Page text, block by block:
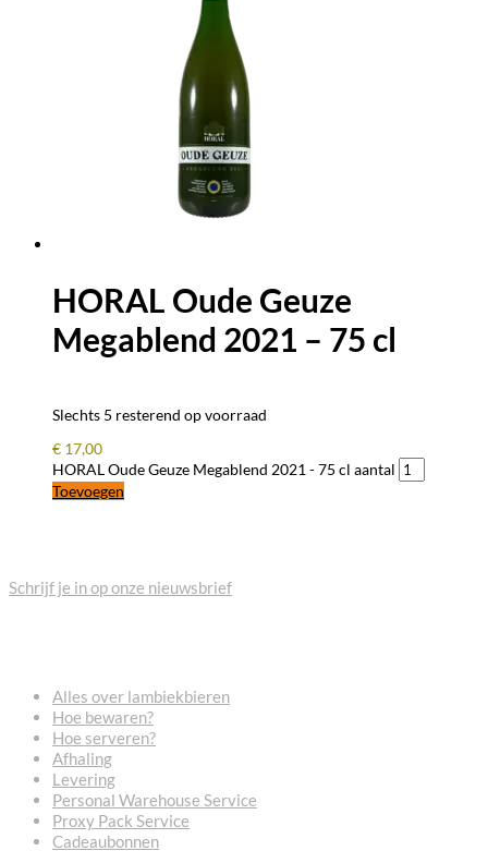
HORAL Oude Geuze
Megablend 2021 – 75 cl
Slechts 5 resterend op voorraad
€ 17,00
HORAL Oude Geuze Megablend 2021 - 75 cl aantal
Toevoegen
Schrijf je in op onze nieuwsbrief
Alles over lambiekbieren
Hoe bewaren?
Hoe serveren?
Afhaling
Levering
Personal Warehouse Service
Proxy Pack Service
Cadeaubonnen